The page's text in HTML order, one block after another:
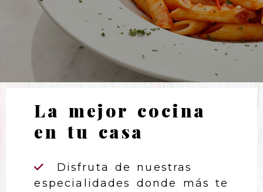
Platos preparados
La mejor cocina
en tu casa
Disfruta de nuestras
especialidades donde más te